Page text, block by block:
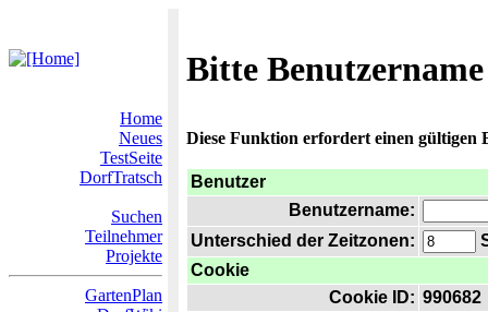
Bitte
Home
Neues
TestSeite
DorfTratsch
Suchen
Teilnehmer
Projekte
GartenPlan
Diese Funktion erfordert einen gültigen
Benutzer
Benutzername:
Unterschied der Zeitzonen:
Cookie
Cookie ID: 990682